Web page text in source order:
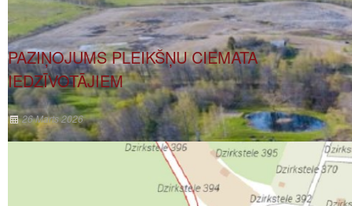
PAZIŅOJUMS PLEIKŠŅU CIEMATA
IEDZĪVOTĀJIEM
26 Marts 2026